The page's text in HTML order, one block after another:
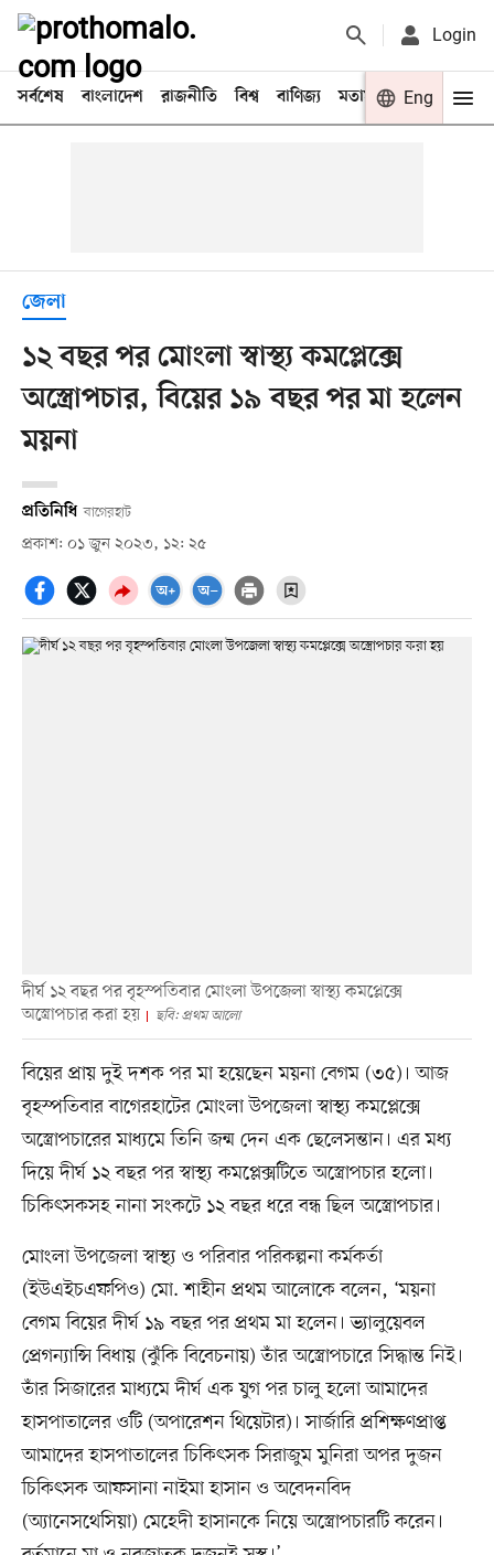
Login
সর্বশেষ বাংলাদেশ রাজনীতি বিশ্ব বাণিজ্য মতামত খেলা
Eng
জেলা
১২ বছর পর মোংলা স্বাস্থ্য কমপ্লেক্সে
অস্ত্রোপচার, বিয়ের ১৯ বছর পর মা হলেন
ময়না
প্রতিনিধি বাগেরহাট
প্রকাশ: ০১ জুন ২০২৩, ১২: ২৫
দীর্ঘ ১২ বছর পর বৃহস্পতিবার মোংলা উপজেলা স্বাস্থ্য কমপ্লেক্সে
অস্ত্রোপচার করা হয়
ছবি: প্রথম আলো
বিয়ের প্রায় দুই দশক পর মা হয়েছেন ময়না বেগম (৩৫)। আজ
বৃহস্পতিবার বাগেরহাটের মোংলা উপজেলা স্বাস্থ্য কমপ্লেক্সে
অস্ত্রোপচারের মাধ্যমে তিনি জন্ম দেন এক ছেলেসন্তান। এর মধ্য
দিয়ে দীর্ঘ ১২ বছর পর স্বাস্থ্য কমপ্লেক্সটিতে অস্ত্রোপচার হলো।
চিকিৎসকসহ নানা সংকটে ১২ বছর ধরে বন্ধ ছিল অস্ত্রোপচার।
মোংলা উপজেলা স্বাস্থ্য ও পরিবার পরিকল্পনা কর্মকর্তা
(ইউএইচএফপিও) মো. শাহীন প্রথম আলোকে বলেন, ‘ময়না
বেগম বিয়ের দীর্ঘ ১৯ বছর পর প্রথম মা হলেন। ভ্যালুয়েবল
প্রেগন্যান্সি বিধায় (ঝুঁকি বিবেচনায়) তাঁর অস্ত্রোপচারে সিদ্ধান্ত নিই।
তাঁর সিজারের মাধ্যমে দীর্ঘ এক যুগ পর চালু হলো আমাদের
হাসপাতালের ওটি (অপারেশন থিয়েটার)। সার্জারি প্রশিক্ষণপ্রাপ্ত
আমাদের হাসপাতালের চিকিৎসক সিরাজুম মুনিরা অপর দুজন
চিকিৎসক আফসানা নাইমা হাসান ও অবেদনবিদ
(অ্যানেসথেসিয়া) মেহেদী হাসানকে নিয়ে অস্ত্রোপচারটি করেন।